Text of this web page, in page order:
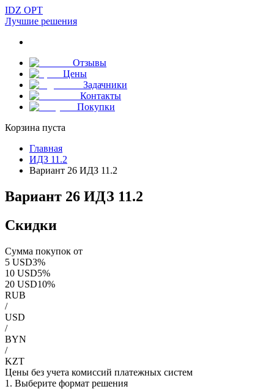
IDZ OPT
Лучшие решения
Отзывы
Цены
Задачники
Контакты
Покупки
Корзина пуста
Главная
ИДЗ 11.2
Вариант 26 ИДЗ 11.2
Вариант 26 ИДЗ 11.2
Скидки
Сумма покупок от
5 USD3%
10 USD5%
20 USD10%
RUB
/
USD
/
BYN
/
KZT
Цены без учета комиссий платежных систем
1. Выберите формат решения